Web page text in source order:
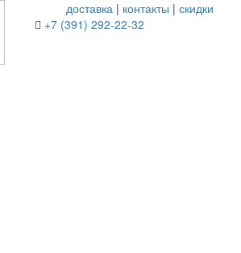
доставка | контакты |скидки
+7 (391) 292-22-32